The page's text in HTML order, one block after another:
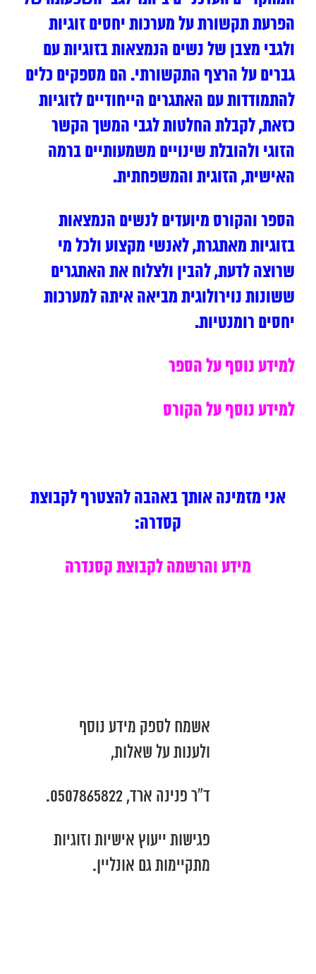
הפרעת תקשורת על מערכות יחסים זוגיות
ולגבי מצבן של נשים הנמצאות בזוגיות עם
גברים על הרצף התקשורתי. הם מספקים כלים
להתמודדות עם האתגרים הייחודיים לזוגיות
כזאת, לקבלת החלטות לגבי המשך הקשר
הזוגי ולהובלת שינויים משמעותיים ברמה
האישית, הזוגית והמשפחתית.
הספר והקורס מיועדים לנשים הנמצאות
בזוגיות מאתגרת, לאנשי מקצוע ולכל מי
שרוצה לדעת, להבין ולצלוח את האתגרים
ששונות נוירולוגית מביאה איתה למערכות
יחסים רומנטיות.
למידע נוסף על הספר
למידע נוסף על הקורס
אני מזמינה אותך באהבה להצטרף לקבוצת
קסדרה:
מידע והרשמה לקבוצת קסנדרה
אשמח לספק מידע נוסף
ולענות על שאלות,
ד”ר פנינה ארד, 0507865822.
פגישות ייעוץ אישיות וזוגיות
מתקיימות גם אונליין.